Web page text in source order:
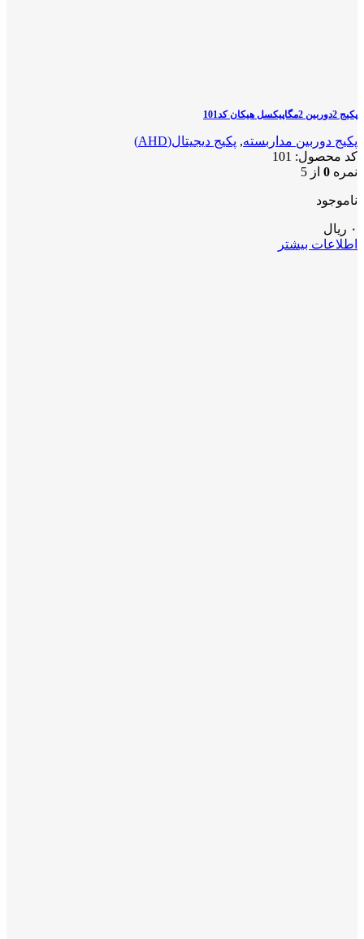
پکیج 2دوربین 2مگاپیکسل هیکان کد101
پکیج دوربین مداربسته, پکیج دیجیتال(AHD)
کد محصول: 101
نمره 0 از 5
ناموجود
۰ ریال
اطلاعات بیشتر